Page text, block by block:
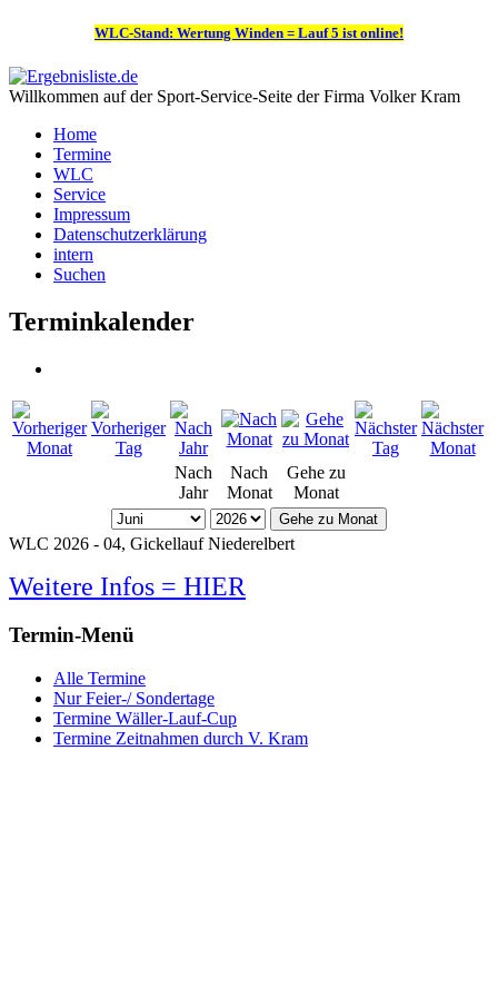
WLC-Stand: Wertung Winden = Lauf 5 ist online!
Willkommen auf der Sport-Service-Seite der Firma Volker Kram
Home
Termine
WLC
Service
Impressum
Datenschutzerklärung
intern
Suchen
Terminkalender
Nach
Jahr
Nach
Monat
Gehe zu
Monat
Gehe zu Monat
WLC 2026 - 04, Gickellauf Niederelbert
Weitere Infos = HIER
Termin-Menü
Alle Termine
Nur Feier-/ Sondertage
Termine Wäller-Lauf-Cup
Termine Zeitnahmen durch V. Kram